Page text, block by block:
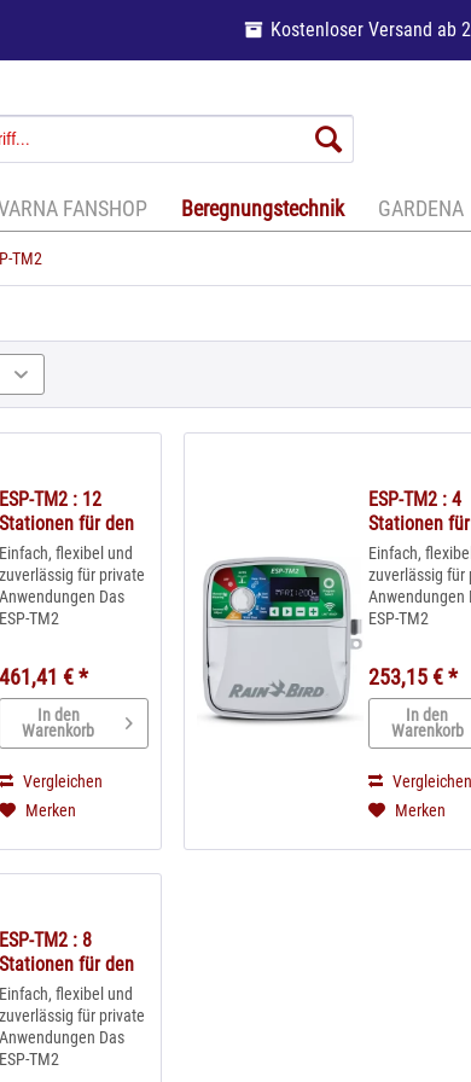
Kostenloser Versand ab
FANSHOP Beregnungstechnik GARDENA
TM2
ESP-TM2 : 12
Stationen für den
Außenbereich _...
Einfach, flexibel und
zuverlässig für private
Anwendungen Das
ESP-TM2
zur einfachen
Bewässerung privater
Grundstücke. Dieses
Steuergerät basiert
auf "The Intelligent
Use of Water®" von
Rain...
461,41 € *
In den
Warenkorb
Vergleichen
Merken
ESP-TM2 : 4
Stationen
Einfach,
zuverlässig für
Anwendungen
ESP-TM2
zur einfachen
Bewässerung
Grundstücke.
Steuergerät
auf "The
Use of Water®"
Rain...
253,15 € *
In den
Warenkorb
Vergleichen
Merken
ESP-TM2 : 8
Stationen für den
Außenbereich _...
Einfach, flexibel und
zuverlässig für private
Anwendungen Das
ESP-TM2